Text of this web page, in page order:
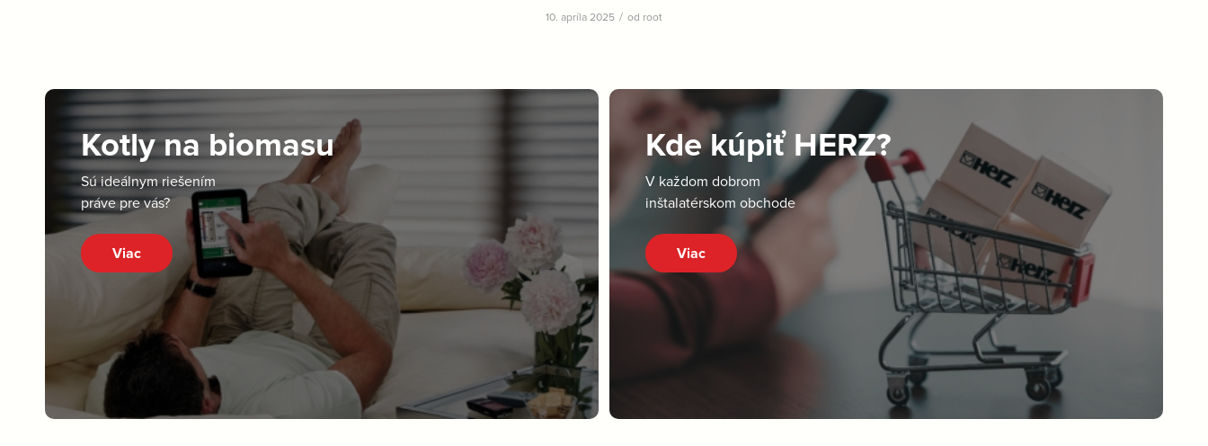
10. apríla 2025 / od root
Kotly na biomasu
Sú ideálnym riešením
práve pre vás?
Viac
Kde kúpiť HERZ?
V každom dobrom
inštalatérskom obchode
Viac